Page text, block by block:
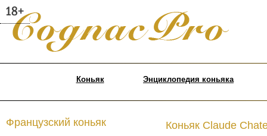
Коньяк Энциклопедия коньяка
Французский коньяк Коньяк Claude